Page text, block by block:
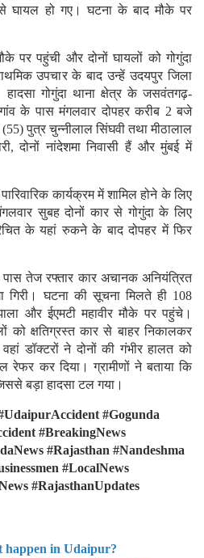
से घायल हो गए। घटना के बाद मौके पर
पर पहुंची और दोनों घायलों को गोगुंदा
उपचार के बाद उन्हें उदयपुर जिला
गोगुंदा थाना क्षेत्र के जसवंतगढ़-
के पास मंगलवार दोपहर करीब 2 बजे
पुत्र चुन्नीलाल सिंघवी तथा मीठालाल
दोनों नांदेशमा निवासी हैं और मुंबई में
कार्यक्रम में शामिल होने के लिए
सुबह दोनों कार से गोगुंदा के लिए
के यहां रुकने के बाद दोपहर में फिर
पास तेज रफ्तार कार अचानक अनियंत्रित
घटना की सूचना मिलते ही 108
और ईएमटी महावीर मौके पर पहुंचे।
को क्षतिग्रस्त कार से बाहर निकालकर
डॉक्टरों ने दोनों की गंभीर हालत को
कर दिया। ग्रामीणों ने बताया कि
बड़ा हादसा टल गया।
#Gogunda
#BreakingNews
#Rajasthan #Nandeshma
#LocalNews
#RajasthanUpdates
happen in Udaipur?